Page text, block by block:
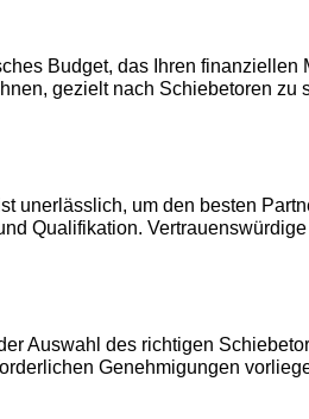
Budget, das Ihren finanziellen
gezielt nach Schiebetoren zu
um den besten
Qualifikation.
Auswahl des richtigen
Genehmigungen